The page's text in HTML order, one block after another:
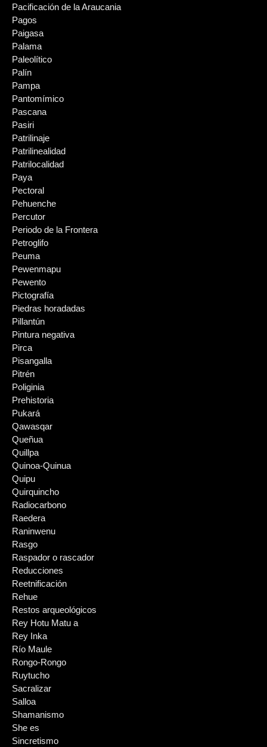
Pacificación de la Araucania
Pagos
Paigasa
Palama
Paleolítico
Palín
Pampa
Pantomímico
Pascana
Pasiri
Patrilinaje
Patrilinealidad
Patrilocalidad
Paya
Pectoral
Pehuenche
Percutor
Periodo de la Frontera
Petroglifo
Peuma
Pewenmapu
Pewento
Pictografía
Piedras horadadas
Pillantún
Pintura negativa
Pirca
Pisangalla
Pitrén
Poliginia
Prehistoria
Pukará
Qawasqar
Queñua
Quillpa
Quinoa-Quinua
Quipu
Quirquincho
Radiocarbono
Raedera
Raninwenu
Rasgo
Raspador o rascador
Reducciones
Reetnificación
Rehue
Restos arqueológicos
Rey Hotu Matu a
Rey Inka
Río Maule
Rongo-Rongo
Ruytucho
Sacralizar
Salloa
Shamanismo
She es
Sincretismo